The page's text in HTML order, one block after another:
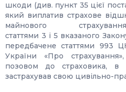
шкоди (див. пункт 35 цієї
який виплатив страхове
майнового
статтями 3 і 5 вказаного
передбачене статтями 993
України «Про
позовом до страховика, в
застрахував свою цивільно-